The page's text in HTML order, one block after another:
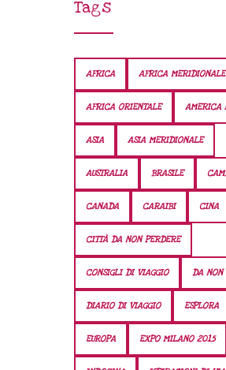
Tags
AFRICA AFRICA MERIDIONALE
AFRICA ORIENTALE AMERICA
ASIA ASIA MERIDIONALE
AUSTRALIA BRASILE
CANADA CARAIBI CINA
CITTÀ DA NON PERDERE
CONSIGLI DI VIAGGIO DA NON
DIARIO DI VIAGGIO ESPLORA
EUROPA EXPO MILANO 2015